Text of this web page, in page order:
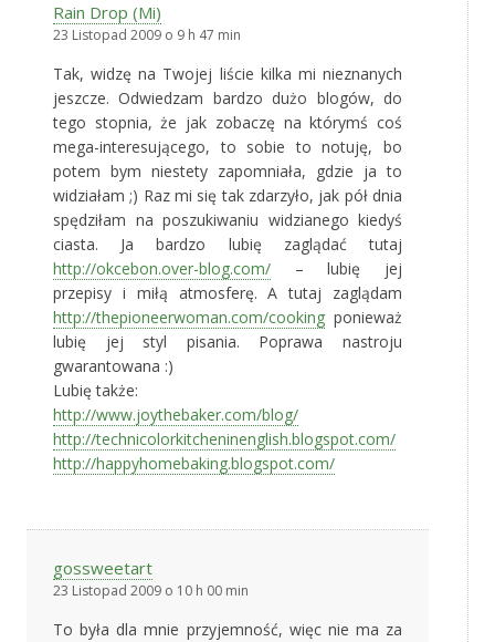
Rain Drop (Mi)
23 Listopad 2009 o 9 h 47 min
Tak, widzę na Twojej liście kilka mi nieznanych
jeszcze. Odwiedzam bardzo dużo blogów, do
tego stopnia, że jak zobaczę na którymś coś
mega-interesującego, to sobie to notuję, bo
potem bym niestety zapomniała, gdzie ja to
widziałam ;) Raz mi się tak zdarzyło, jak pół dnia
spędziłam na poszukiwaniu widzianego kiedyś
ciasta. Ja bardzo lubię zaglądać tutaj
http://okcebon.over-blog.com/ – lubię jej
przepisy i miłą atmosferę. A tutaj zaglądam
http://thepioneerwoman.com/cooking ponieważ
lubię jej styl pisania. Poprawa nastroju
gwarantowana :)
Lubię także:
http://www.joythebaker.com/blog/
http://technicolorkitcheninenglish.blogspot.com/
http://happyhomebaking.blogspot.com/
gossweetart
23 Listopad 2009 o 10 h 00 min
To była dla mnie przyjemność, więc nie ma za